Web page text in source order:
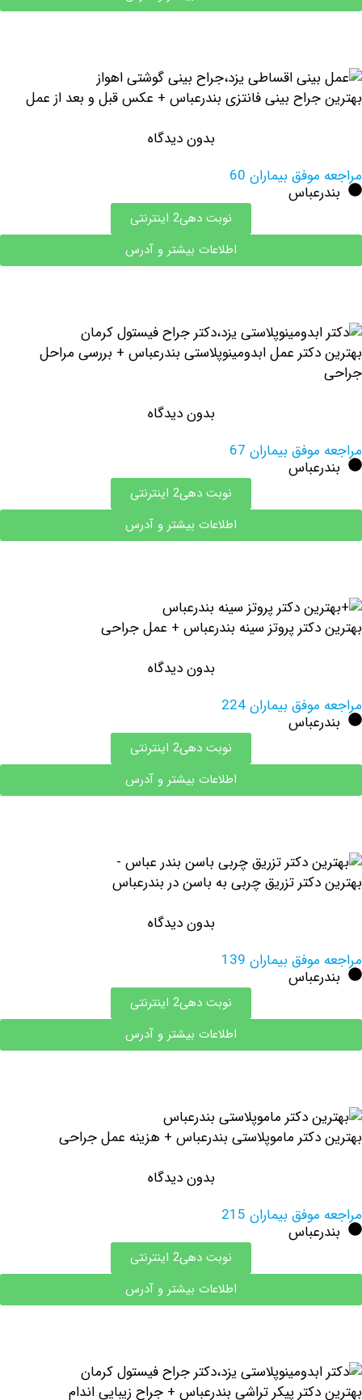
بینی فانتزی بندرعباس + عکس قبل و بعد از عمل
بدون دیدگاه
بیماران 60
نوبت دهی2 اینترنتی
اطلاعات بیشتر و آدرس
عمل ابدومینوپلاستی بندرعباس + بررسی مراحل
بدون دیدگاه
بیماران 67
نوبت دهی2 اینترنتی
اطلاعات بیشتر و آدرس
پروتز سینه بندرعباس + عمل جراحی
بدون دیدگاه
بیماران 224
نوبت دهی2 اینترنتی
اطلاعات بیشتر و آدرس
تزریق چربی به باسن در بندرعباس
بدون دیدگاه
بیماران 139
نوبت دهی2 اینترنتی
اطلاعات بیشتر و آدرس
ماموپلاستی بندرعباس + هزینه عمل جراحی
بدون دیدگاه
بیماران 215
نوبت دهی2 اینترنتی
اطلاعات بیشتر و آدرس
پیکر تراشی بندرعباس + جراح زیبایی اندام